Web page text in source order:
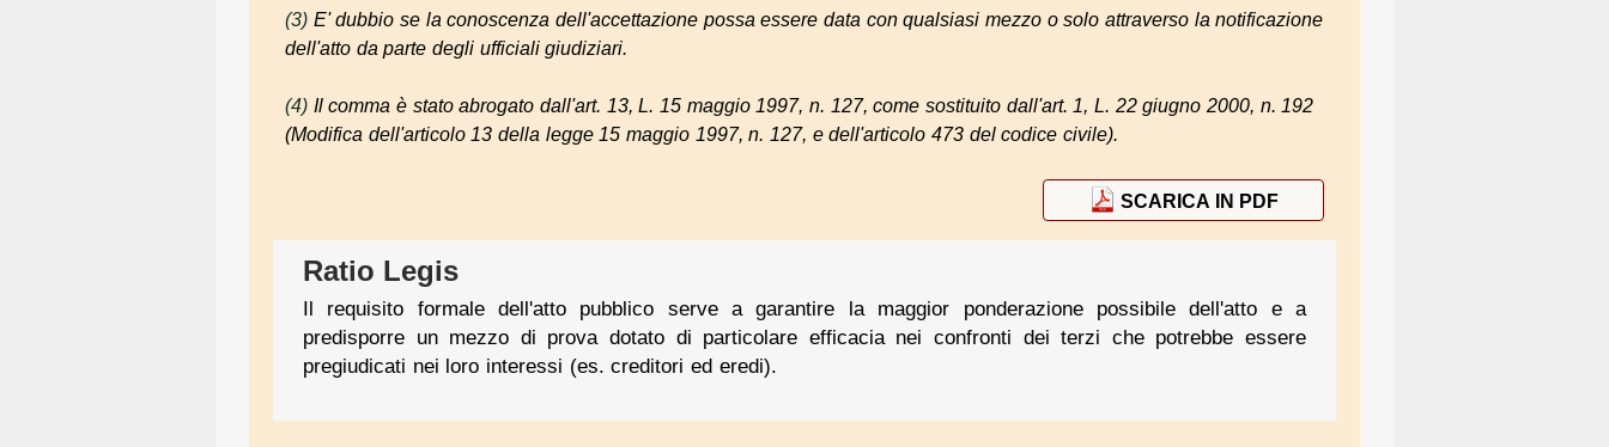
(3) E' dubbio se la conoscenza dell'accettazione possa essere data con qualsiasi mezzo o solo attraverso la notificazione
dell'atto da parte degli ufficiali giudiziari.
(4) Il comma è stato abrogato dall'art. 13, L. 15 maggio 1997, n. 127, come sostituito dall'art. 1, L. 22 giugno 2000, n. 192
(Modifica dell'articolo 13 della legge 15 maggio 1997, n. 127, e dell'articolo 473 del codice civile).
SCARICA IN PDF
Ratio Legis
Il requisito formale dell'atto pubblico serve a garantire la maggior ponderazione possibile dell'atto e a
predisporre un mezzo di prova dotato di particolare efficacia nei confronti dei terzi che potrebbe essere
pregiudicati nei loro interessi (es. creditori ed eredi).